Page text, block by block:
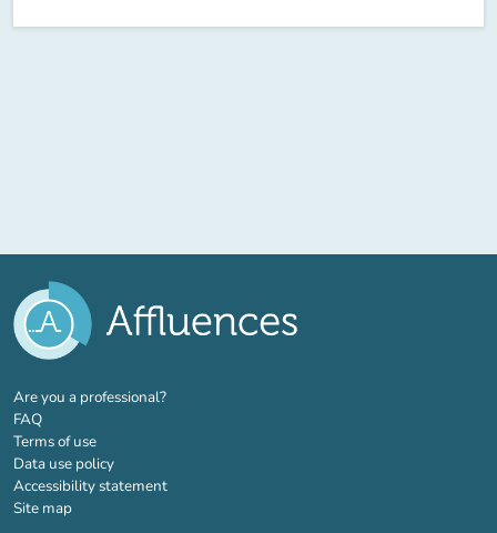
Are you a professional?(new tab)
FAQ
Terms of use
Data use policy
Accessibility statement
Site map